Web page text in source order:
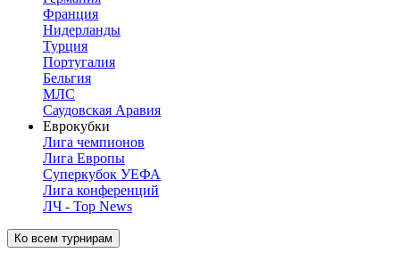
Франция
Нидерланды
Турция
Португалия
Бельгия
МЛС
Саудовская Аравия
Еврокубки
Лига чемпионов
Лига Европы
Суперкубок УЕФА
Лига конференций
ЛЧ - Top News
Ко всем турнирам